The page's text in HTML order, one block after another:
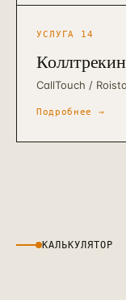
УСЛУГА 14
CallTouch /
Подробнее →
КАЛЬКУЛЯТОР